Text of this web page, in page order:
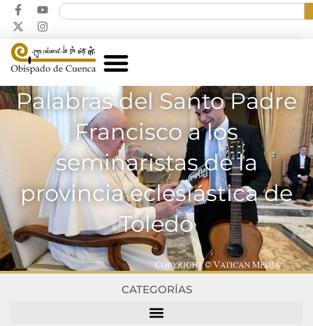
Palabras del Santo Padre
Francisco a los
seminaristas de la
provincia eclesiástica de
Toledo
CATEGORÍAS